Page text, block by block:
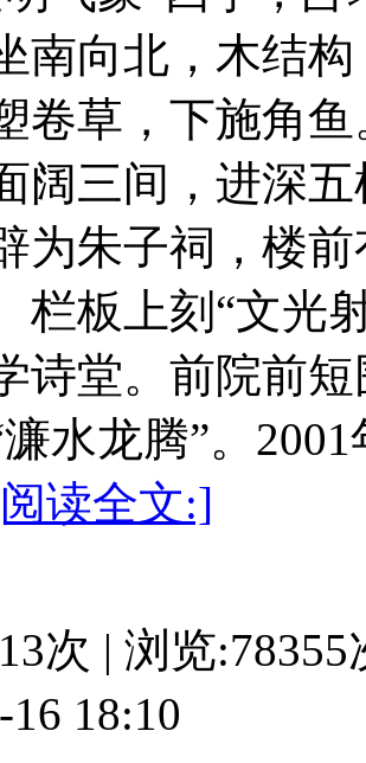
南向北，木结
卷草，下施角
阔三间，进深
为朱子祠，楼
栏板上刻“文光
诗堂。前院前
濂水龙腾”。
读全文:]
次 | 浏览:78355
18:10